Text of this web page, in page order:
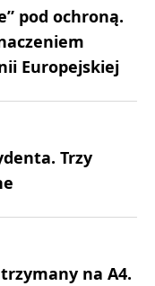
pod ochroną.
Europejskiej
Trzy
na A4.